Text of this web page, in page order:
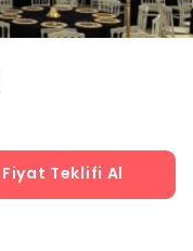
Fiyat Teklifi Al